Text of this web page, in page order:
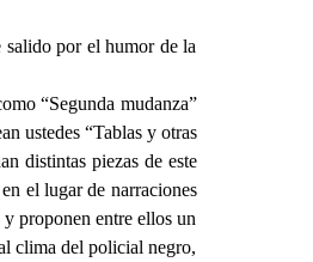
por el humor de la
“Segunda mudanza”
ustedes “Tablas y otras
distintas piezas de este
el lugar de narraciones
proponen entre ellos un
clima del policial negro,